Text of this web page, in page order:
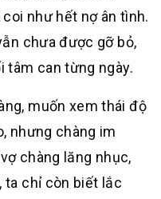
như hết nợ ân tình.
chưa được gỡ bỏ,
tâm can từng ngày.
muốn xem thái độ
nhưng chàng im
chàng lăng nhục,
ta chỉ còn biết lắc